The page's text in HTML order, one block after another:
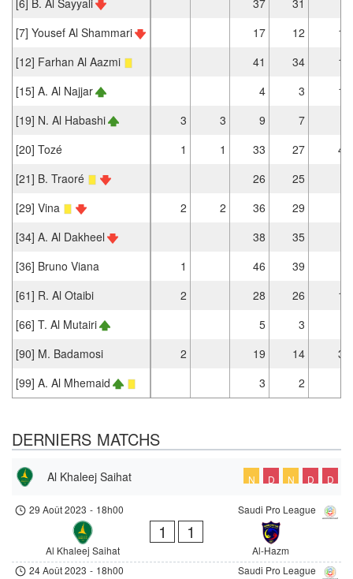
[7] Yousef Al Shammari
17 12
1
[12] Farhan Al Aazmi
41 34
1
[15] A. Al Najjar
4 3
1
[19] N. Al Habashi
3 3 9
7
[20] Tozé
1 1 33 27
4
[21] B. Traoré
26
25
[29] Vina
2 2 36
29
[34] A. Al Dakheel
38
35
[36] Bruno Viana
1 46
39
[61] R. Al Otaibi
2 28 26
1
[66] T. Al Mutairi
5
3
[90] M. Badamosi
2 19 14
3
[99] A. Al Mhemaid
3 2
DERNIERS MATCHS
Al Khaleej Saihat N D N D D
Saudi Pro League
29 Août 2023 - 18h00
Al Khaleej Saihat
1 1
Al-Hazm
Saudi Pro League
24 Août 2023 - 18h00